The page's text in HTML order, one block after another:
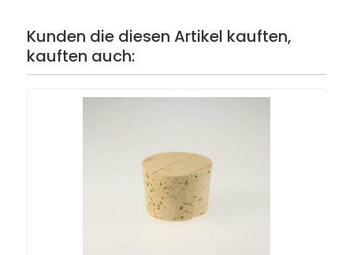
Kunden die diesen Artikel kauften,
kauften auch: